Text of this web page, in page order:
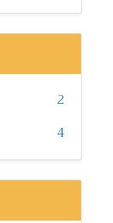
2
4